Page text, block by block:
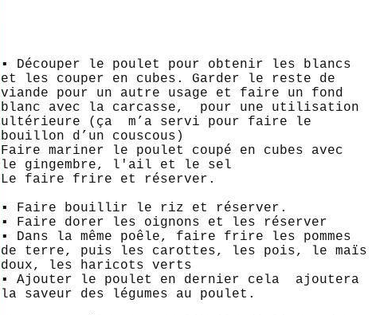
▪︎ Découper le poulet pour obtenir les blancs
et les couper en cubes. Garder le reste de
viande pour un autre usage et faire un fond
blanc avec la carcasse, pour une utilisation
ultérieure (ça m’a servi pour faire le
bouillon d’un couscous)
Faire mariner le poulet coupé en cubes avec
le gingembre, l'ail et le sel
Le faire frire et réserver.
▪︎ Faire bouillir le riz et réserver.
▪︎ Faire dorer les oignons et les réserver
▪︎ Dans la même poêle, faire frire les pommes
de terre, puis les carottes, les pois, le maïs
doux, les haricots verts
▪︎ Ajouter le poulet en dernier cela ajoutera
la saveur des légumes au poulet.